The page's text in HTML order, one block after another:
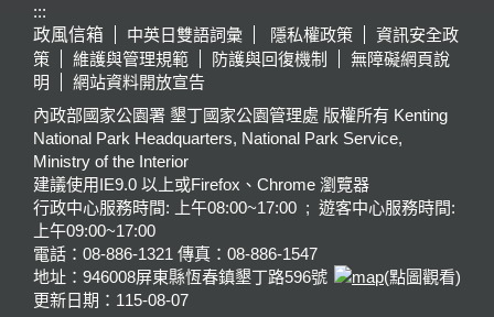
:::
政風信箱
中英日雙語詞彙 隱私權政策
資訊安全政
策
維護與管理規範 防護與回復機制
無障礙網頁說
明
網站資料開放宣告
內政部國家公園署 墾丁國家公園管理處 版權所有 Kenting
National Park Headquarters, National Park Service,
Ministry of the Interior
建議使用IE9.0 以上或Firefox、Chrome 瀏覽器
行政中心服務時間: 上午08:00~17:00 ; 遊客中心服務時間:
上午09:00~17:00
電話：08-886-1321 傳真：08-886-1547
地址：946008屏東縣恆春鎮墾丁路596號
(點圖觀看)
更新日期： 115-08-07